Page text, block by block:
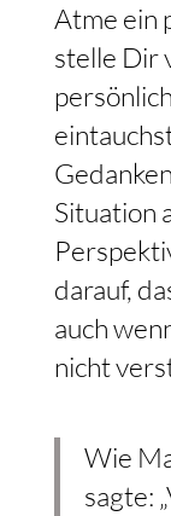
Atme ein
stelle Dir
Situation
darauf,
auch
nicht
Wie
sagte: